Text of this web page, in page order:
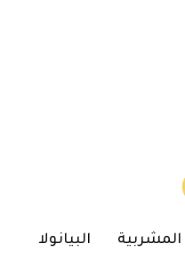
المشربية البيانولا